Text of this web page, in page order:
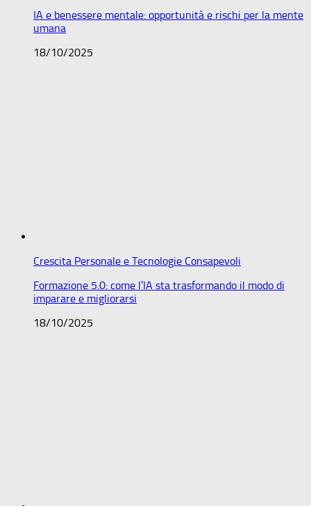
IA e benessere mentale: opportunità e rischi per la mente
umana
18/10/2025
Crescita Personale e Tecnologie Consapevoli
Formazione 5.0: come l’IA sta trasformando il modo di
imparare e migliorarsi
18/10/2025